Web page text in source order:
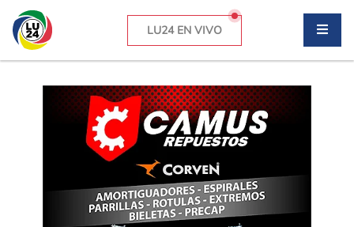
LU24 EN VIVO